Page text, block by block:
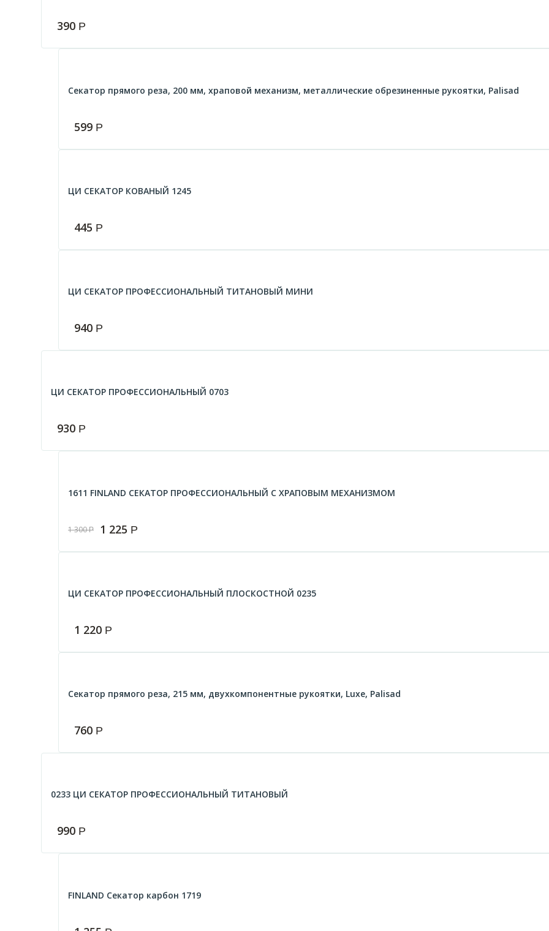
390 Р
Секатор прямого реза, 200 мм, храповой механизм, металлические обрезиненные рукоятки, Palisad
599 Р
ЦИ СЕКАТОР КОВАНЫЙ 1245
445 Р
ЦИ СЕКАТОР ПРОФЕССИОНАЛЬНЫЙ ТИТАНОВЫЙ МИНИ
940 Р
ЦИ СЕКАТОР ПРОФЕССИОНАЛЬНЫЙ 0703
930 Р
1611 FINLAND СЕКАТОР ПРОФЕССИОНАЛЬНЫЙ С ХРАПОВЫМ МЕХАНИЗМОМ
1 300Р 1 225 Р
ЦИ СЕКАТОР ПРОФЕССИОНАЛЬНЫЙ ПЛОСКОСТНОЙ 0235
1 220 Р
Секатор прямого реза, 215 мм, двухкомпонентные рукоятки, Luxe, Palisad
760 Р
0233 ЦИ СЕКАТОР ПРОФЕССИОНАЛЬНЫЙ ТИТАНОВЫЙ
990 Р
FINLAND Секатор карбон 1719